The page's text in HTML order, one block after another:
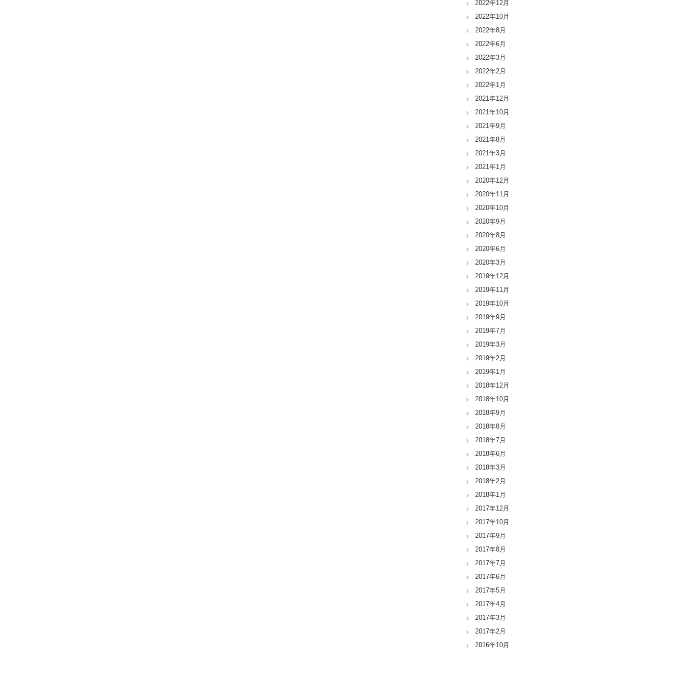
2022年12月
2022年10月
2022年8月
2022年6月
2022年3月
2022年2月
2022年1月
2021年12月
2021年10月
2021年9月
2021年8月
2021年3月
2021年1月
2020年12月
2020年11月
2020年10月
2020年9月
2020年8月
2020年6月
2020年3月
2019年12月
2019年11月
2019年10月
2019年9月
2019年7月
2019年3月
2019年2月
2019年1月
2018年12月
2018年10月
2018年9月
2018年8月
2018年7月
2018年6月
2018年3月
2018年2月
2018年1月
2017年12月
2017年10月
2017年9月
2017年8月
2017年7月
2017年6月
2017年5月
2017年4月
2017年3月
2017年2月
2016年10月